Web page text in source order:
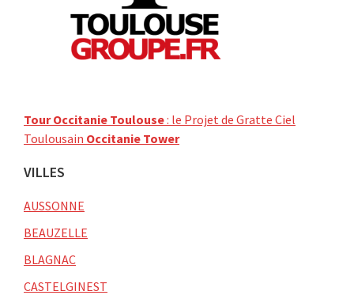
Tour Occitanie Toulouse: le Projet de Gratte Ciel
Toulousain Occitanie Tower
VILLES
AUSSONNE
BEAUZELLE
BLAGNAC
CASTELGINEST